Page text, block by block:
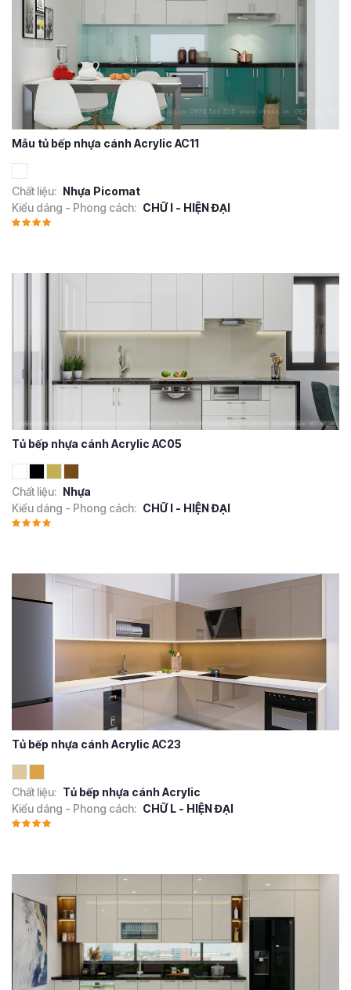
Mẫu tủ bếp nhựa cánh Acrylic AC11
Chất liệu: Nhựa Picomat
Kiểu dáng - Phong cách: CHỮ I - HIỆN ĐẠI
Tủ bếp nhựa cánh Acrylic AC05
Chất liệu: Nhựa
Kiểu dáng - Phong cách: CHỮ I - HIỆN ĐẠI
Tủ bếp nhựa cánh Acrylic AC23
Chất liệu: Tủ bếp nhựa cánh Acrylic
Kiểu dáng - Phong cách: CHỮ L - HIỆN ĐẠI